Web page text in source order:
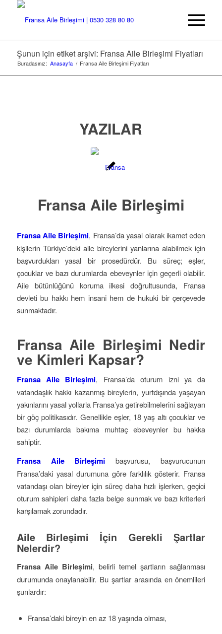
Şunun için etiket arşivi: Fransa Aile Birleşimi Fiyatları
Buradasınız: Anasayfa / Fransa Aile Birleşimi Fiyatları
YAZILAR
Fransa Aile Birleşimi
Fransa Aile Birleşimi, Fransa’da yasal olarak ikamet eden
kişilerin Türkiye’deki aile bireylerini yanlarına alabilmek için
başvurdukları yasal bir prosedürdür. Bu süreç; eşler,
çocuklar ve bazı durumlarda ebeveynler için geçerli olabilir.
Aile bütünlüğünü koruma ilkesi doğrultusunda, Fransa
devleti bu hakkı hem insani hem de hukuki bir çerçevede
sunmaktadır.
Fransa Aile Birleşimi Nedir
ve Kimleri Kapsar?
Fransa Aile Birleşimi, Fransa’da oturum izni ya da
vatandaşlık hakkı kazanmış bireylerin, yurtdışında yaşayan
yakınlarını yasal yollarla Fransa’ya getirebilmelerini sağlayan
bir göç politikasıdır. Genellikle eşler, 18 yaş altı çocuklar ve
bazı durumlarda bakıma muhtaç ebeveynler bu hakka
sahiptir.
Fransa Aile Birleşimi
başvurusu, başvurucunun
Fransa’daki yasal durumuna göre farklılık gösterir. Fransa
vatandaşı olan bireyler için süreç daha hızlı işlerken, geçici
oturum sahipleri daha fazla belge sunmak ve bazı kriterleri
karşılamak zorundadır.
Aile Birleşimi İçin Gerekli Şartlar
Nelerdir?
Fransa Aile Birleşimi, belirli temel şartların sağlanması
durumunda onaylanabilir. Bu şartlar arasında en önemlileri
şunlardır:
Fransa’daki bireyin en az 18 yaşında olması,